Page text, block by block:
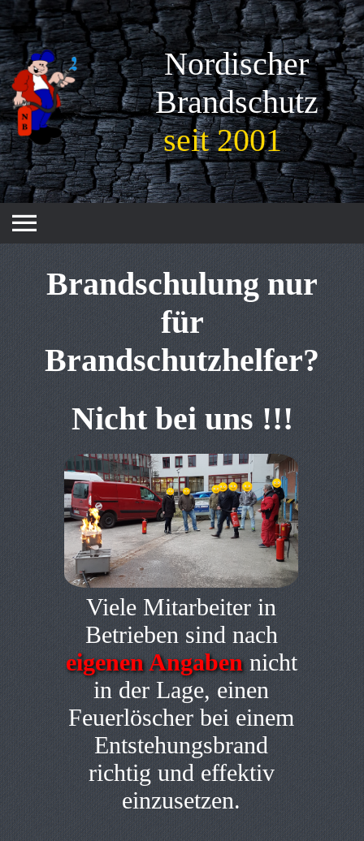
Nordischer
Brandschutz
seit 2001
menu
Brandschulung nur
für
Brandschutzhelfer?
Nicht bei uns !!!
Viele Mitarbeiter in
Betrieben sind nach
eigenen Angabennicht
in der Lage, einen
Feuerlöscher bei einem
Entstehungsbrand
richtig und effektiv
einzusetzen.